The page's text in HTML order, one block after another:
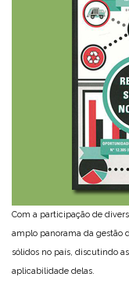
Com a participação de
amplo panorama da gestão
sólidos no país, discutindo
aplicabilidade delas.